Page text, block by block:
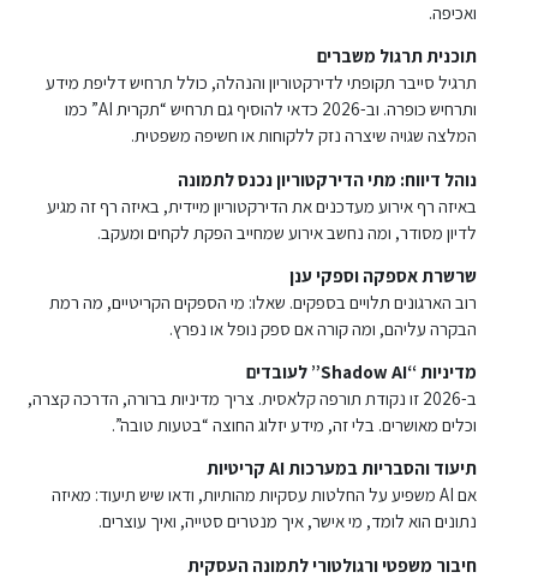
ואכיפה.
תוכנית תרגול משברים
תרגיל סייבר תקופתי לדירקטוריון והנהלה, כולל תרחיש דליפת מידע
ותרחיש כופרה. וב-2026 כדאי להוסיף גם תרחיש “תקרית AI” כמו
המלצה שגויה שיצרה נזק ללקוחות או חשיפה משפטית.
נוהל דיווח: מתי הדירקטוריון נכנס לתמונה
באיזה רף אירוע מעדכנים את הדירקטוריון מיידית, באיזה רף זה מגיע
לדיון מסודר, ומה נחשב אירוע שמחייב הפקת לקחים ומעקב.
שרשרת אספקה וספקי ענן
רוב הארגונים תלויים בספקים. שאלו: מי הספקים הקריטיים, מה רמת
הבקרה עליהם, ומה קורה אם ספק נופל או נפרץ.
מדיניות “Shadow AI” לעובדים
ב-2026 זו נקודת תורפה קלאסית. צריך מדיניות ברורה, הדרכה קצרה,
וכלים מאושרים. בלי זה, מידע יזלוג החוצה “בטעות טובה”.
תיעוד והסבריות במערכות AI קריטיות
אם AI משפיע על החלטות עסקיות מהותיות, ודאו שיש תיעוד: מאיזה
נתונים הוא לומד, מי אישר, איך מנטרים סטייה, ואיך עוצרים.
חיבור משפטי ורגולטורי לתמונה העסקית